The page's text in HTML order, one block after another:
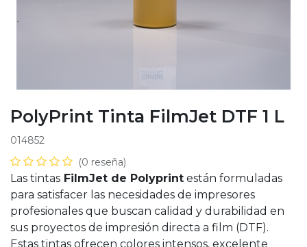
PolyPrint Tinta FilmJet DTF 1 L
014852
(0 reseña)
Las tintas FilmJet de Polyprint están formuladas
para satisfacer las necesidades de impresores
profesionales que buscan calidad y durabilidad en
sus proyectos de impresión directa a film (DTF).
Estas tintas ofrecen colores intensos, excelente